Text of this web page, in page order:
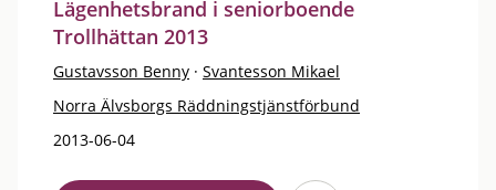
Lägenhetsbrand i seniorboende
Trollhättan 2013
Gustavsson Benny · Svantesson Mikael
Norra Älvsborgs Räddningstjänstförbund
2013-06-04